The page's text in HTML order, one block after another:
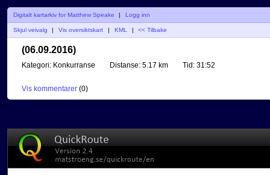
Digitalt kartarkiv for Matthew Speake | Logg inn
Skjul veivalg Vis oversiktskart KML << Tilbake
(06.09.2016)
Kategori: Konkurranse Distanse: 5.17 km Tid: 31:52
Vis kommentarer (0)